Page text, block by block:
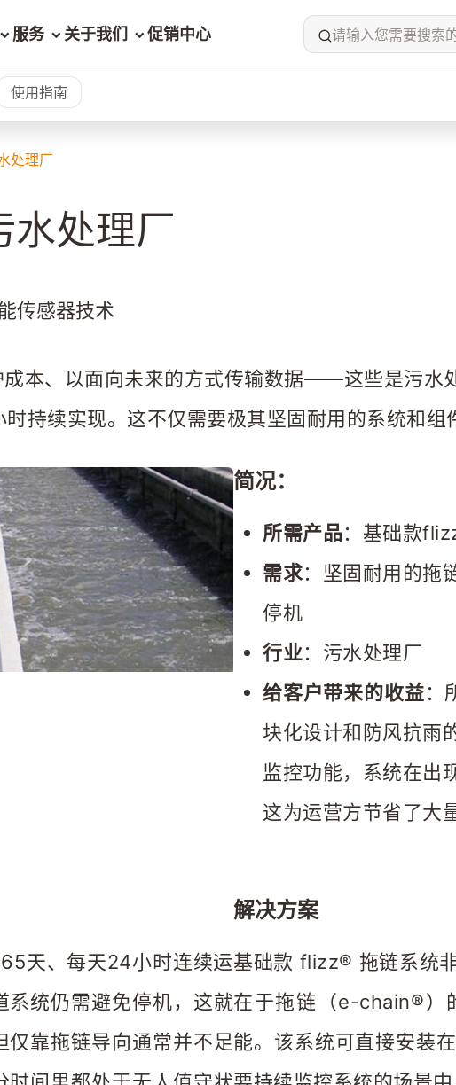
服务 关于我们 促销中心 请输入您需要搜索
使用指南
处理厂
水处理厂
传感器技术
本、以面向未来的方式传输数据——这些是污水
持续实现。这不仅需要极其坚固耐用的系统和组
简况：
所需产品：基础款
需求：坚固耐用的拖
停机
行业：污水处理厂
给客户带来的收益：
块化设计和防风抗雨
监控功能，系统在出
这为运营方节省了大
天、每天24小时连续运
系统仍需避免停机，这就
靠拖链导向通常并不足
解决方案
基础款 flizz® 拖链系统
在于拖链（e-chain®）
能。该系统可直接安装